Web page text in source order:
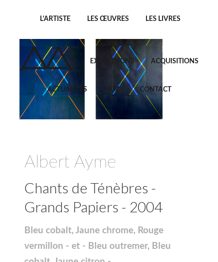
L'ARTISTE LES ŒUVRES LES LIVRES
EXPOSITIONS ACQUISITIONS
ACTUALITÉS FILMS CONTACT
Albert Ayme
Chants de Ténèbres -
Grands Papiers - 2004
Bleu cobalt, Jaune chrome, Rouge
vermillon - et - Bleu outremer, Bleu